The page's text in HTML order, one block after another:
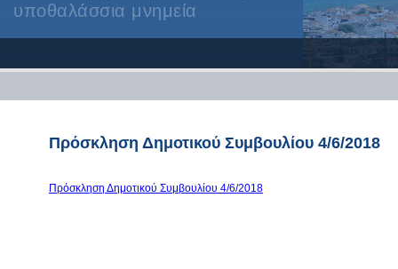
υποθαλάσσια μνημεία
Πρόσκληση Δημοτικού Συμβουλίου 4/6/2018
Πρόσκληση Δημοτικού Συμβουλίου 4/6/2018